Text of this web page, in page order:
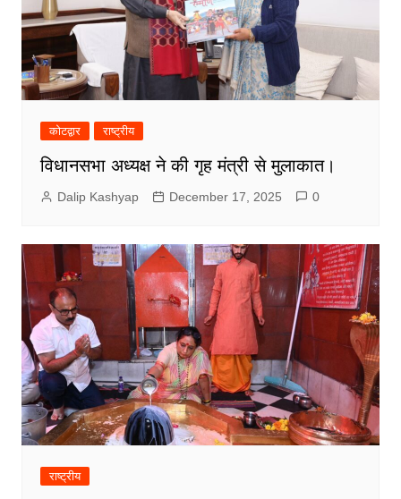
कोटद्वार राष्ट्रीय
विधानसभा अध्यक्ष ने की गृह मंत्री से मुलाकात।
Dalip Kashyap December 17, 2025 0
राष्ट्रीय